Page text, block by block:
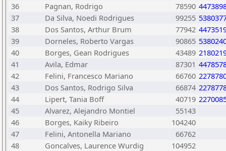
36
Pagnan, Rodrigo 78590
37
Da Silva, Noedi Rodrigues 99255
38
Dos Santos, Arthur Brum 77942
39
Dorneles, Roberto Vargas 90865
40
Borges, Gean Rodrigues 43489
41
Avila, Edmar 87301
42
Felini, Francesco Mariano 66760
43
Dos Santos, Rodrigo Silva 66874
44
Lipert, Tania Boff 40719
45
Alvarez, Alejandro Montiel
55143
46
Borges, Kaiky Ribeiro
104240
47
Felini, Antonella Mariano
66762
48
Goncalves, Laurence Wurdig
104952